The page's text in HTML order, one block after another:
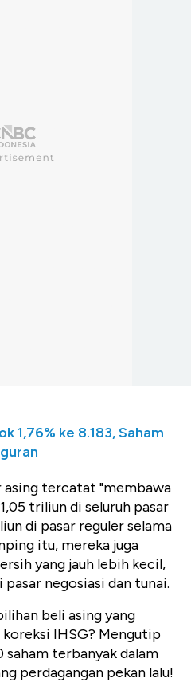
1,76% ke 8.183, Saham
tercatat "membawa
triliun di seluruh pasar
di pasar reguler selama
itu, mereka juga
yang jauh lebih kecil,
negosiasi dan tunai.
beli asing yang
IHSG? Mengutip
terbanyak dalam
perdagangan pekan lalu!